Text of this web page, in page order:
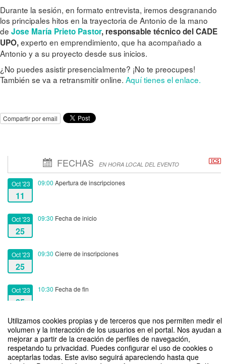
Utilizamos cookies propias y de terceros que nos permiten medir el
volumen y la interacción de los usuarios en el portal. Nos ayudan a
mejorar a partir de la creación de perfiles de navegación,
respetando tu privacidad. Puedes configurar el uso de cookies o
aceptarlas todas. Este aviso seguirá apareciendo hasta que
Durante la sesión, en formato entrevista, iremos desgranando
los principales hitos en la trayectoria de Antonio de la mano
de Jose María Prieto Pastor, responsable técnico del CADE
UPO,experto en emprendimiento, que ha acompañado a
Antonio y a su proyecto desde sus inicios.
¿No puedes asistir presencialmente? ¡No te preocupes!
También se va a retransmitir online. Aquí tienes el enlace.
Compartir por email
FECHAS EN HORA LOCAL DEL EVENTO
Oct '23
11
09:00 Apertura de inscripciones
Oct '23
25
09:30 Fecha de inicio
Oct '23
25
09:30 Cierre de inscripciones
Oct '23
25
10:30 Fecha de fin
SE2023-24: Charlamos con Antonio Faya, alumni emprendedor de Loyola